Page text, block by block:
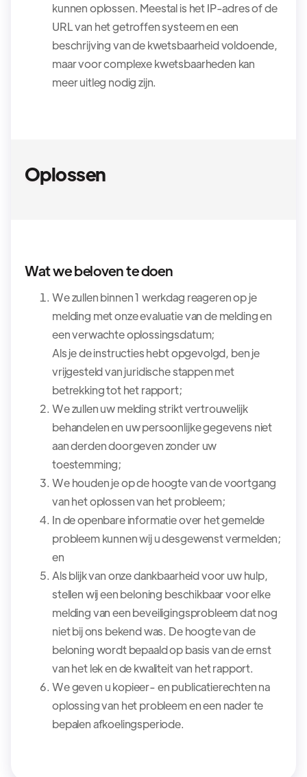
kunnen oplossen. Meestal is het IP-adres of de
URL van het getroffen systeem en een
beschrijving van de kwetsbaarheid voldoende,
maar voor complexe kwetsbaarheden kan
meer uitleg nodig zijn.
Oplossen
Wat we beloven te doen
We zullen binnen 1 werkdag reageren op je
melding met onze evaluatie van de melding en
een verwachte oplossingsdatum;
Als je de instructies hebt opgevolgd, ben je
vrijgesteld van juridische stappen met
betrekking tot het rapport;
We zullen uw melding strikt vertrouwelijk
behandelen en uw persoonlijke gegevens niet
aan derden doorgeven zonder uw
toestemming;
We houden je op de hoogte van de voortgang
van het oplossen van het probleem;
In de openbare informatie over het gemelde
probleem kunnen wij u desgewenst vermelden;
en
Als blijk van onze dankbaarheid voor uw hulp,
stellen wij een beloning beschikbaar voor elke
melding van een beveiligingsprobleem dat nog
niet bij ons bekend was. De hoogte van de
beloning wordt bepaald op basis van de ernst
van het lek en de kwaliteit van het rapport.
We geven u kopieer- en publicatierechten na
oplossing van het probleem en een nader te
bepalen afkoelingsperiode.